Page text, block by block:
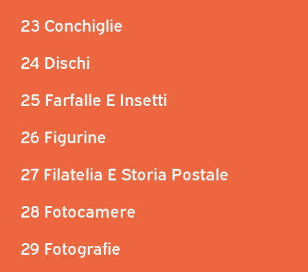
23 Conchiglie
24 Dischi
25 Farfalle E Insetti
26 Figurine
27 Filatelia E Storia Postale
28 Fotocamere
29 Fotografie